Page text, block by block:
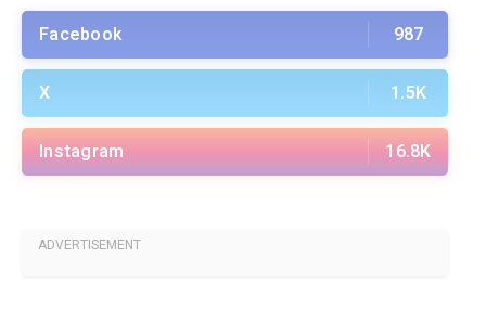
Facebook 987
X 1.5K
Instagram 16.8K
ADVERTISEMENT